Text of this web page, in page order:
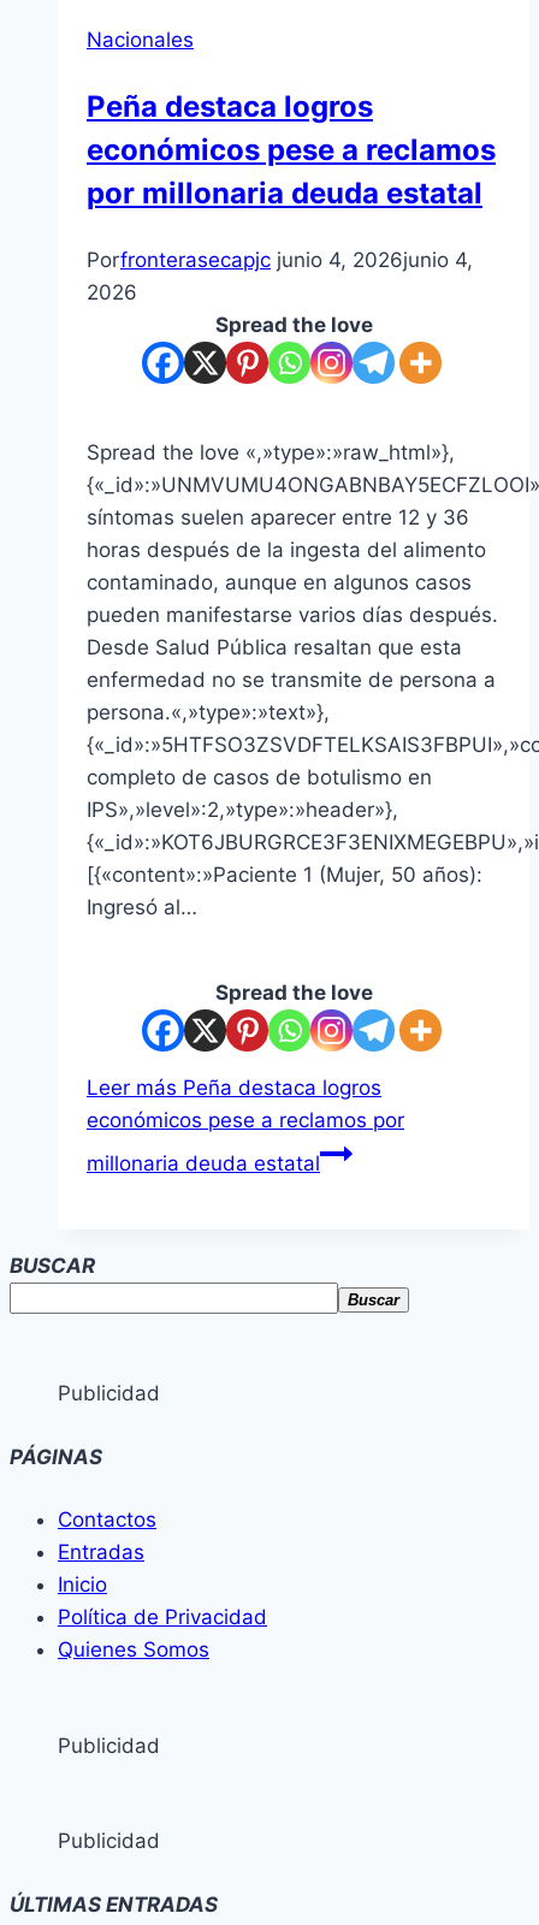
Nacionales
Peña destaca logros
económicos pese a reclamos
por millonaria deuda estatal
Porfronterasecapjc junio 4, 2026junio 4,
2026
Spread the love
Spread the love «,»type»:»raw_html»},
síntomas suelen aparecer entre 12 y 36
horas después de la ingesta del alimento
contaminado, aunque en algunos casos
pueden manifestarse varios días después.
Desde Salud Pública resaltan que esta
enfermedad no se transmite de persona a
persona.«,»type»:»text»},
completo de casos de botulismo en
IPS»,»level»:2,»type»:»header»},
[{«content»:»Paciente 1 (Mujer, 50 años):
Ingresó al…
Spread the love
Leer más Peña destaca logros
económicos pese a reclamos por
millonaria deuda estatal
BUSCAR
Buscar
Publicidad
PÁGINAS
Contactos
Entradas
Inicio
Política de Privacidad
Quienes Somos
Publicidad
Publicidad
ÚLTIMAS ENTRADAS